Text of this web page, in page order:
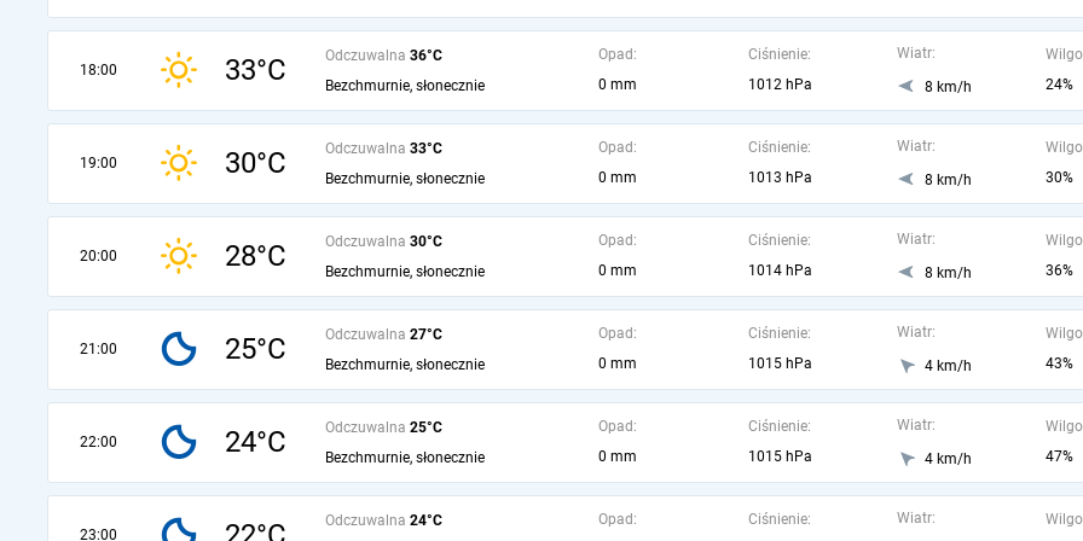
18:00 33°C Odczuwalna 36°C
Bezchmurnie, słonecznie
Opad:
0 mm
Ciśnienie:
1012 hPa
Wiatr:
8 km/h
24%
19:00 30°C Odczuwalna 33°C
Bezchmurnie, słonecznie
Opad:
0 mm
Ciśnienie:
1013 hPa
Wiatr:
8 km/h
30%
20:00 28°C Odczuwalna 30°C
Bezchmurnie, słonecznie
Opad:
0 mm
Ciśnienie:
1014 hPa
Wiatr:
8 km/h
36%
21:00 25°C Odczuwalna 27°C
Bezchmurnie, słonecznie
Opad:
0 mm
Ciśnienie:
1015 hPa
Wiatr:
4 km/h
43%
22:00 24°C Odczuwalna 25°C
Bezchmurnie, słonecznie
Opad:
0 mm
Ciśnienie:
1015 hPa
Wiatr:
4 km/h
47%
23:00
Odczuwalna 24°C Opad: Ciśnienie: Wiatr: